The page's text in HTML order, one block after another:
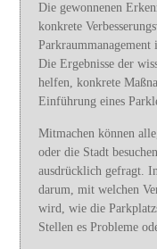
Die gewonnenen
konkrete
Die Ergebnisse der
helfen, konkrete
Einführung eines
Mitmachen können
oder die Stadt
ausdrücklich gefragt.
darum, mit welchen
wird, wie die
Stellen es Probleme